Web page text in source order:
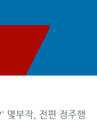
몇부작, 전편 정주행